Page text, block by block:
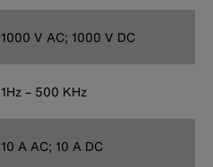
1000 V AC; 1000 V DC
1Hz – 500 KHz
10 A AC; 10 A DC